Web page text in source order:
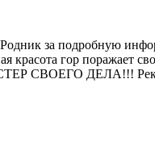
за подробную
красота гор поражает
СВОЕГО ДЕЛА!!!